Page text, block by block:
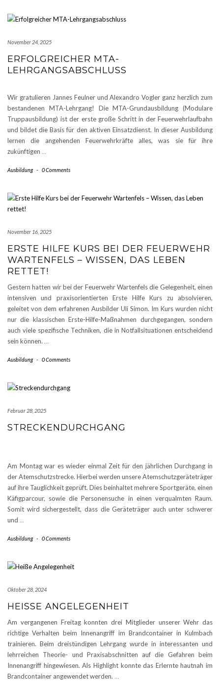
November 24, 2025
ERFOLGREICHER MTA-
LEHRGANGSABSCHLUSS
Wir gratulieren Jannes Feulner und Alexandro Vogler ganz herzlich zum
bestandenen MTA-Lehrgang! Die MTA-Grundausbildung (Modulare
Truppausbildung) ist der erste große Schritt in der Feuerwehrlaufbahn
und bildet die Basis für den aktiven Einsatzdienst. In dieser Ausbildung
lernen die angehenden Feuerwehrkräfte alles, was sie für ihre
zukünftigen …
Ausbildung - 0 Comments
November 16, 2025
ERSTE HILFE KURS BEI DER FEUERWEHR
WARTENFELS – WISSEN, DAS LEBEN
RETTET!
Gestern hatten wir bei der Feuerwehr Wartenfels die Gelegenheit, einen
intensiven und praxisorientierten Erste Hilfe Kurs zu absolvieren,
geleitet von dem erfahrenen Ausbilder Uli Simon. Im Kurs wurden nicht
nur die klassischen Erste-Hilfe-Maßnahmen durchgegangen, sondern
auch viele spezifische Techniken, die in Notfallsituationen entscheidend
sein können. …
Ausbildung - 0 Comments
Februar 28, 2025
STRECKENDURCHGANG
Am Montag war es wieder einmal Zeit für den jährlichen Durchgang in
der Atemschutzstrecke. Hierbei werden unsere Atemschutzgeräteträger
auf ihre Tauglichkeit geprüft. Dies beinhaltet mehrere Sportgeräte, einen
Käfigparcour, sowie die Personensuche in einen verqualmten Raum.
Somit wird sichergestellt, dass die Geräteträger auch unter schwerer
und …
Ausbildung - 0 Comments
Oktober 28, 2024
HEISSE ANGELEGENHEIT
Am vergangenen Freitag konnten drei Mitglieder unserer Wehr das
richtige Verhalten beim Innenangriff im Brandcontainer in Kulmbach
trainieren. Beim dreistündigen Lehrgang wurde in interessanten und
lehrreichen Theorie- und Praxisabschnitten auf die Gefahren beim
Innenangriff hingewiesen. Als Highlight konnte das Erlernte hautnah im
Brandcontainer angewendet werden. …